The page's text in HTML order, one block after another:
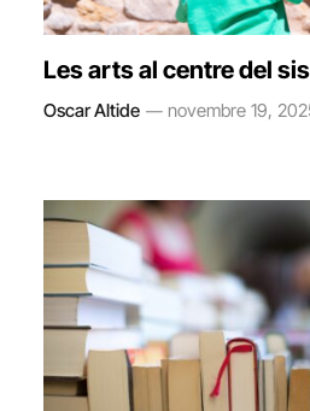
Les arts al centre del
Oscar Altide novembre 19,